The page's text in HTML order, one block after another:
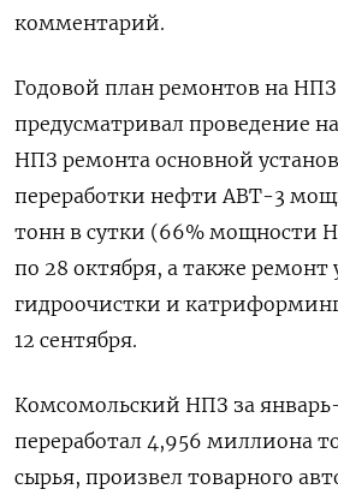
комментарий.
Годовой план ремонтов на
предусматривал проведение
НПЗ ремонта основной
переработки нефти АВТ-3
тонн в сутки (66% мощности
по 28 октября, а также ремонт
гидроочистки и
12 сентября.
Комсомольский НПЗ за январь-
переработал 4,956 миллиона
сырья, произвел товарного